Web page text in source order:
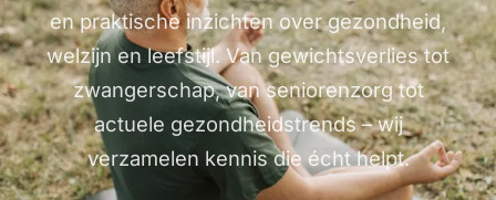
en praktische inzichten over gezondheid,
welzijn en leefstijl. Van gewichtsverlies tot
zwangerschap, van seniorenzorg tot
actuele gezondheidstrends – wij
verzamelen kennis die écht helpt.